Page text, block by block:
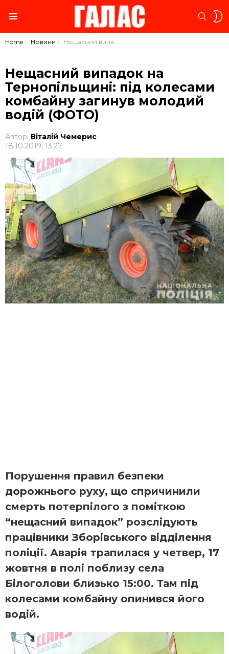
You are here:
Home Новини Нещасний випадок на Тернопільщині: під колесами комбайну загинув молодий водій (ФОТО)
Нещасний випадок на
Тернопільщині: під колесами
комбайну загинув молодий
водій (ФОТО)
Автор: Віталій Чемерис
18.10.2019, 13:27
Порушення правил безпеки
дорожнього руху, що спричинили
смерть потерпілого з поміткою
“нещасний випадок” розслідують
працівники Зборівського відділення
поліції. Аварія трапилася у четвер, 17
жовтня в полі поблизу села
Білоголови близько 15:00. Там під
колесами комбайну опинився його
водій.